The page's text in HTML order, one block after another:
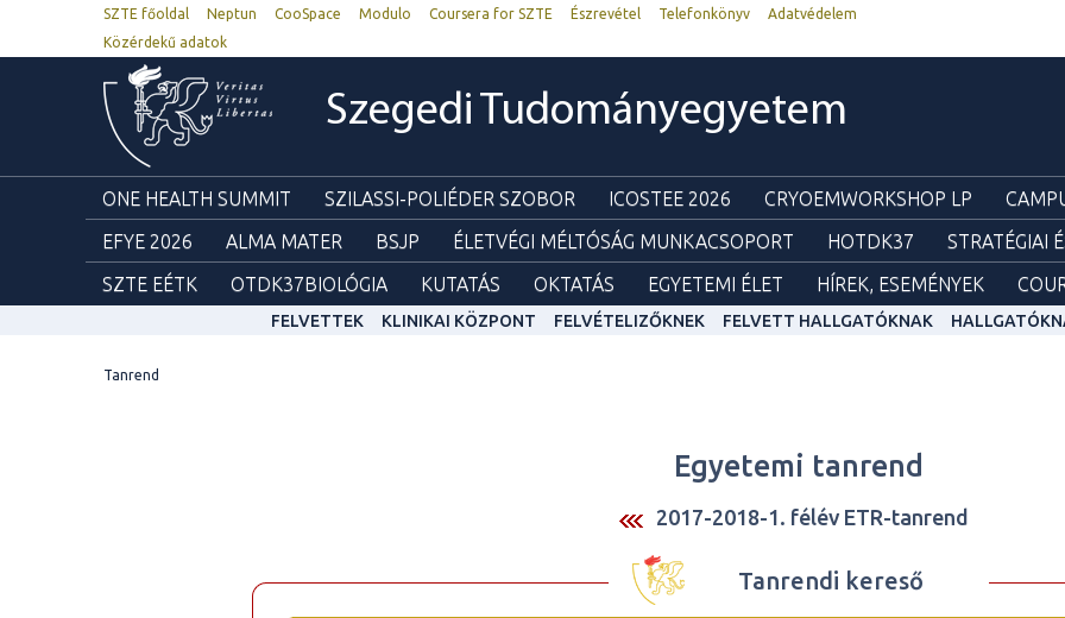
SZTE főoldal Neptun CooSpace Modulo Coursera for SZTE Észrevétel Telefonkönyv
Adatvédelem
Közérdekű adatok
Szegedi Tudományegyetem
ONE HEALTH SUMMIT SZILASSI-POLIÉDER SZOBOR ICOSTEE 2026 CRYOEMWORKSHOP LP
EFYE 2026
ALMA MATER BSJP ÉLETVÉGI MÉLTÓSÁG MUNKACSOPORT HOTDK37
STRATÉGIAI
SZTE EÉTK
OTDK37BIOLÓGIA KUTATÁS OKTATÁS EGYETEMI ÉLET HÍREK, ESEMÉNYEK
FELVETTEK KLINIKAI KÖZPONT FELVÉTELIZŐKNEK FELVETT HALLGATÓKNAK
Tanrend
Egyetemi tanrend
2017-2018-1. félév ETR-tanrend
Tanrendi kereső